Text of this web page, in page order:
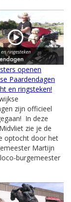
openen
Paardendagen
en ringsteken!
zijn officieel
In deze
zie je de
optocht door het
Martijn
burgemeester